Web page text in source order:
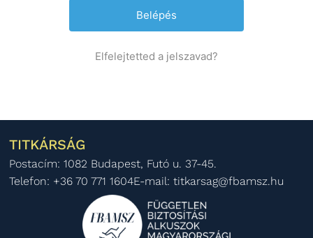
Elfelejtetted a jelszavad?
TITKÁRSÁG
Postacím: 1082 Budapest, Futó u. 37-45.
Telefon: +36 70 771 1604E-mail: titkarsag@fbamsz.hu